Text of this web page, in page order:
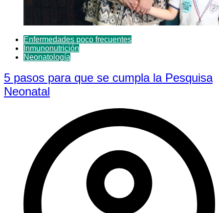
Enfermedades poco frecuentes
Inmunonutrición
Neonatología
5 pasos para que se cumpla la Pesquisa
Neonatal